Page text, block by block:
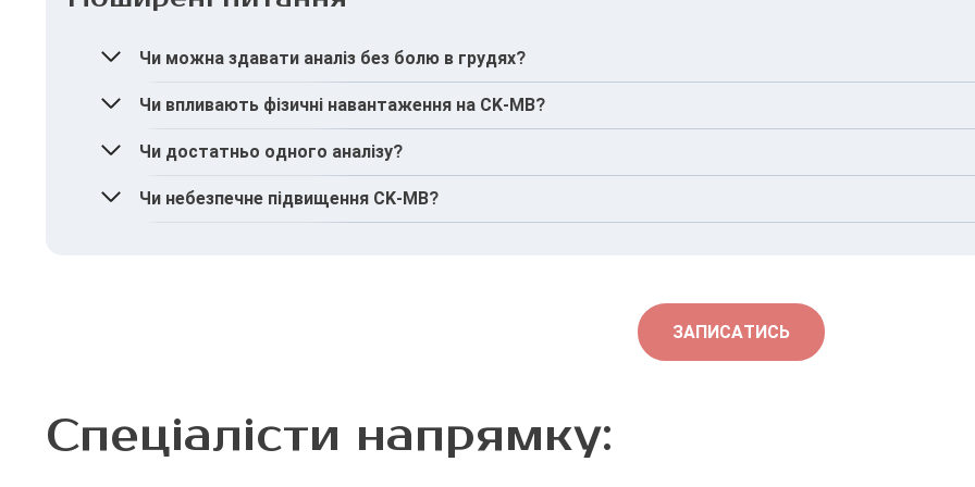
Чи можна здавати аналіз без болю в грудях?
Так, за рекомендацією лікаря – для контролю або профілактичної оцінки.
Чи впливають фізичні навантаження на CK-MB?
Інтенсивні навантаження можуть впливати на рівень креатинінкінази, тому важлива правильна
Чи достатньо одного аналізу?
Часто аналіз виконують у динаміці, особливо при підозрі на інфаркт.
Чи небезпечне підвищення CK-MB?
ЗАПИСАТИСЬ
Спеціалісти напрямку: